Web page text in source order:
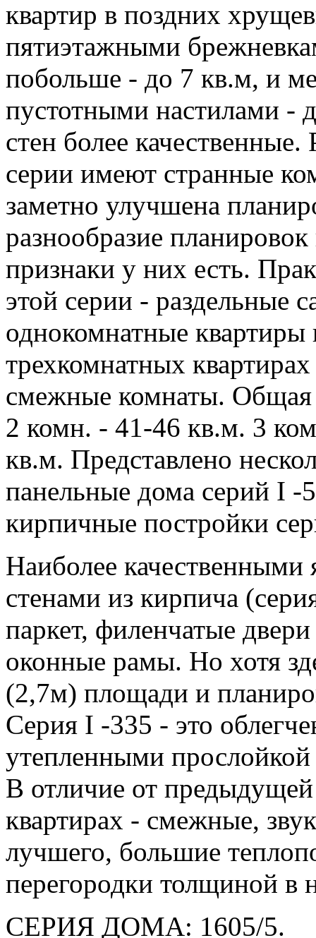
квартир в поздних
пятиэтажными
побольше - до 7 кв.м, и
пустотными настилами -
стен более
серии имеют странные
заметно улучшена
разнообразие
признаки у них есть.
этой серии - раздельные
однокомнатные
трехкомнатных
смежные комнаты.
2 комн. - 41-46 кв.м. 3
кв.м. Представлено
панельные дома серий I
кирпичные постройки
Наиболее
стенами из кирпича
паркет, филенчатые
оконные рамы. Но хотя
(2,7м) площади и
Серия I -335 - это
утепленными
В отличие от
квартирах - смежные,
лучшего, большие
перегородки толщиной в
СЕРИЯ ДОМА: 1605/5.